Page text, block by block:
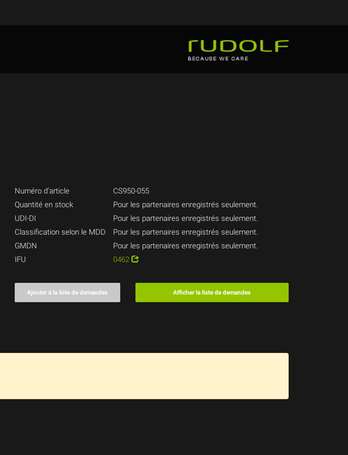
Numéro d’article
CS950-055
Quantité en stock
Pour les partenaires enregistrés seulement.
UDI-DI
Pour les partenaires enregistrés seulement.
Classification selon le MDD
Pour les partenaires enregistrés seulement.
GMDN
Pour les partenaires enregistrés seulement.
IFU
0462
Ajouter à la liste de demandes Afficher la liste de demandes